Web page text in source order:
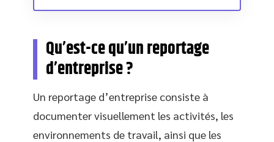
Qu’est-ce qu’un reportage
d’entreprise ?
Un reportage d’entreprise consiste à
documenter visuellement les activités, les
environnements de travail, ainsi que les